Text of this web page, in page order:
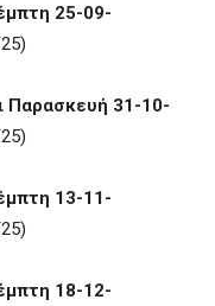
25-09-
Παρασκευή 31-10-
13-11-
18-12-